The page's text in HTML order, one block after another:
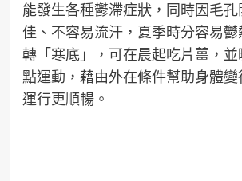
能發生各種鬱滯症狀，同時因毛
佳、不容易流汗，夏季時分容易鬱
轉「寒底」，可在晨起吃片薑，
點運動，藉由外在條件幫助身體
運行更順暢。